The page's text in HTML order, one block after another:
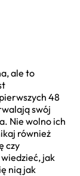
ale to
48
swój
Nie wolno ich
również
czy
jak
nią jak